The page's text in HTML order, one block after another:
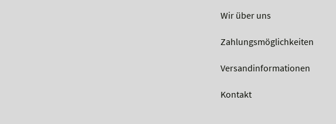
Wir über uns
Zahlungsmöglichkeiten
Versandinformationen
Kontakt